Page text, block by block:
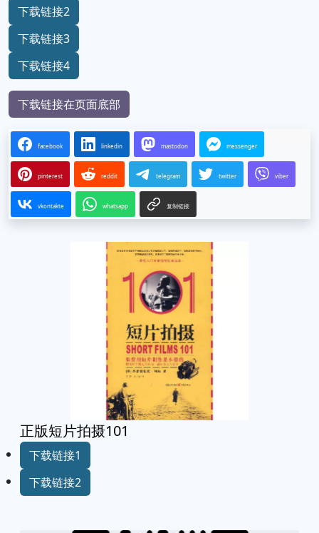
下载链接2
下载链接3
下载链接4
下载链接在页面底部
facebook linkedin mastodon messenger
pinterest reddit telegram twitter viber
vkontakte whatsapp 复制链接
正版短片拍摄101
下载链接1
下载链接2